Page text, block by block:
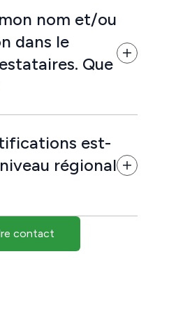
nom et/ou
dans le
Que
est-
régional
contact